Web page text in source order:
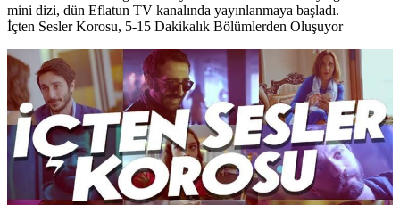
mini dizi, dün Eflatun TV kanalında yayınlanmaya başladı.
İçten Sesler Korosu, 5-15 Dakikalık Bölümlerden Oluşuyor